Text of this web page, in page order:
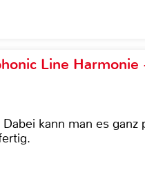
Line
kann man es ganz